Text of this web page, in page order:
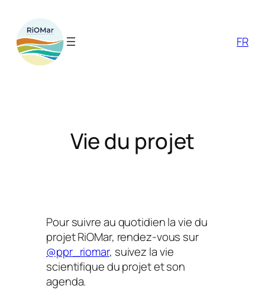
contenu
FR
Vie du projet
Pour suivre au quotidien la vie du
projet RiOMar, rendez-vous sur
@ppr_riomar, suivez la vie
scientifique du projet et son
agenda.